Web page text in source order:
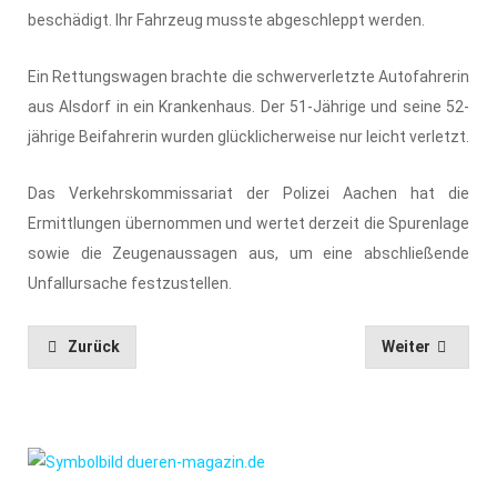
beschädigt. Ihr Fahrzeug musste abgeschleppt werden.
Ein Rettungswagen brachte die schwerverletzte Autofahrerin
aus Alsdorf in ein Krankenhaus. Der 51-Jährige und seine 52-
jährige Beifahrerin wurden glücklicherweise nur leicht verletzt.
Das Verkehrskommissariat der Polizei Aachen hat die
Ermittlungen übernommen und wertet derzeit die Spurenlage
sowie die Zeugenaussagen aus, um eine abschließende
Unfallursache festzustellen.
Zurück Weiter